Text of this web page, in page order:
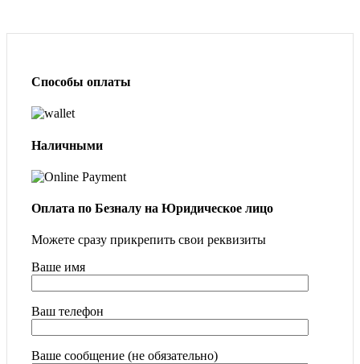
Способы оплаты
Наличными
Оплата по Безналу на Юридическое лицо
Можете сразу прикрепить свои реквизиты
Ваше имя
Ваш телефон
Ваше сообщение (не обязательно)